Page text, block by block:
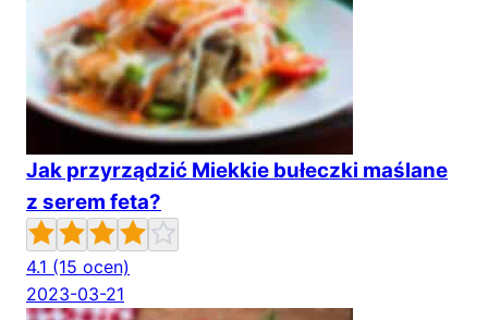
Jak przyrządzić Miekkie bułeczki maślane
z serem feta?
4.1 (15 ocen)
2023-03-21